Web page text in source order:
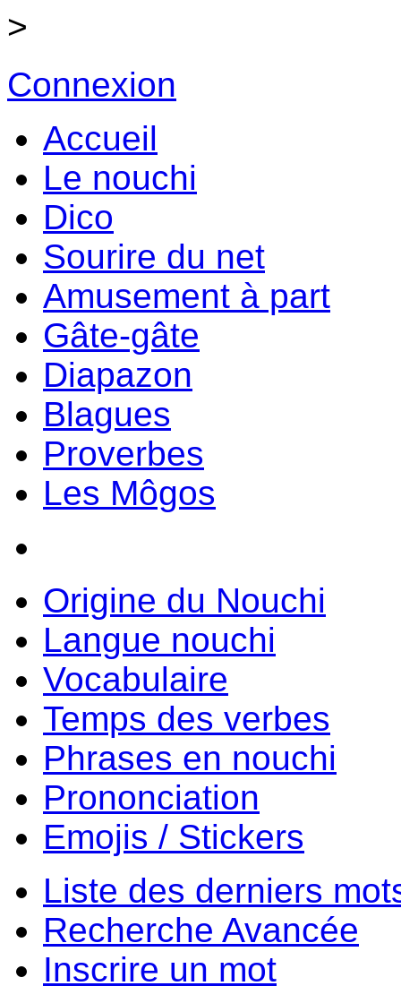
>
Connexion
Accueil
Le nouchi
Dico
Sourire du net
Amusement à part
Gâte-gâte
Diapazon
Blagues
Proverbes
Les Môgos
Origine du Nouchi
Langue nouchi
Vocabulaire
Temps des verbes
Phrases en nouchi
Prononciation
Emojis / Stickers
Liste des derniers
Recherche Avancée
Inscrire un mot